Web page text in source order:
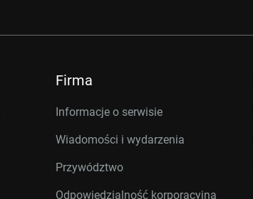
Firma
Informacje o serwisie
Wiadomości i wydarzenia
Przywództwo
Odpowiedzialność korporacyjna